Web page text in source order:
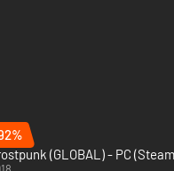
(GLOBAL) - PC